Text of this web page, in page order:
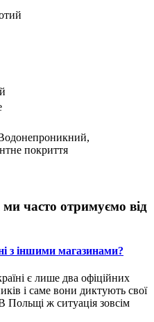
покриття
ми часто отримуємо від
з іншими магазинами?
є лише два офіційних
і саме вони диктують свої
Польщі ж ситуація зовсім